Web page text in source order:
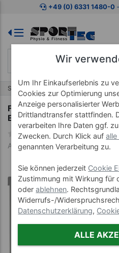
Zum Kaufbereich springen Zur
+49 (0) 6331 1480-0
Start Therapiebedarf Fango
Fango-Paraffin Rührwerk
Energiespar-Komfort-
Art-Nr. 24806
Wir
Um Ihr Einkaufserlebnis zu
Cookies zur Optimierung
Anzeige personalisierter
Drittlandtransfer stattfinden.
verarbeiten Ihre Daten ggf.
Zwecken. Durch Klick aufalle
genannten Verarbeitung zu.
Sie können jederzeit Cookie
Zustimmung mit Wirkung für
oderablehnen.
Widerrufs-/
Datenschutzerklärung,
ALLE